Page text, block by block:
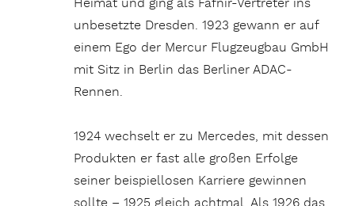
Heimat und ging als Fafnir-Vertreter ins
unbesetzte Dresden. 1923 gewann er auf
einem Ego der Mercur Flugzeugbau GmbH
mit Sitz in Berlin das Berliner ADAC-
Rennen.
1924 wechselt er zu Mercedes, mit dessen
Produkten er fast alle großen Erfolge
seiner beispiellosen Karriere gewinnen